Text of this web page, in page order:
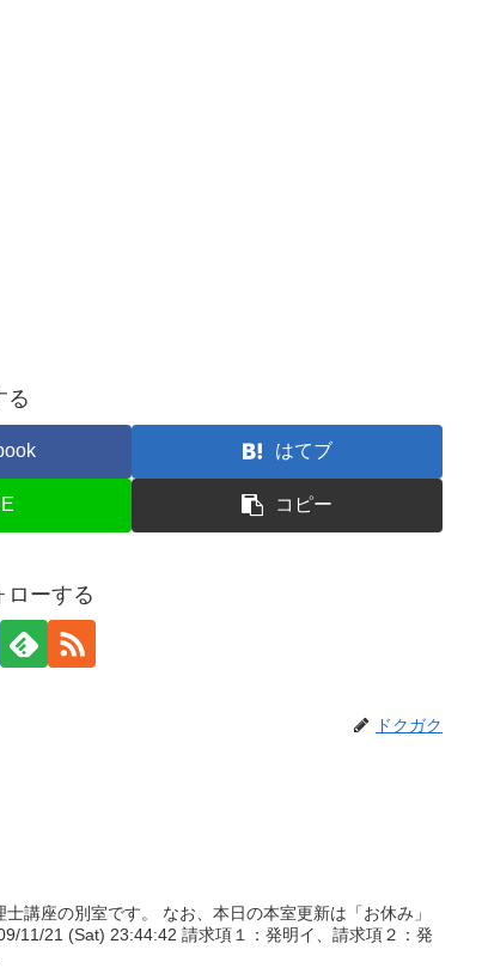
る
はてブ
コピー
ローする
ドクガク
講座の別室です。 なお、本日の本室更新は「お休み」
11/21 (Sat) 23:44:42 請求項１：発明イ、請求項２：発